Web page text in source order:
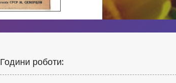
Години роботи: